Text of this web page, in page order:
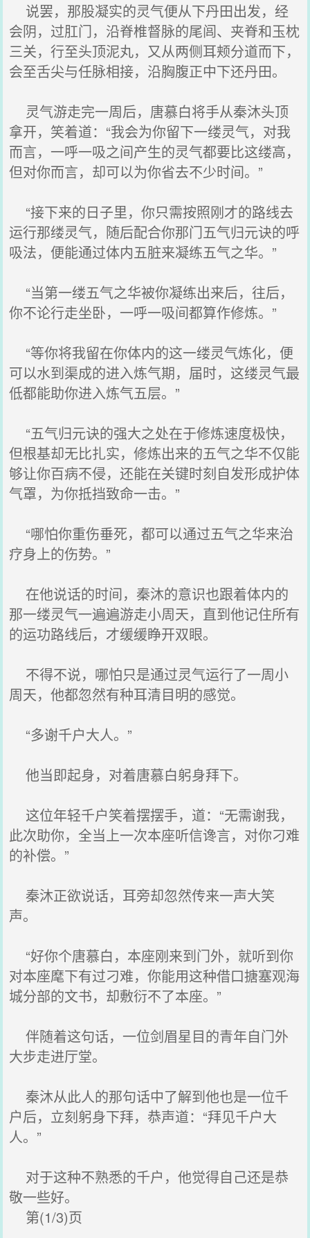
说罢，那股凝实的灵气便从下丹田出发，经
会阴，过肛门，沿脊椎督脉的尾闾、夹脊和玉枕
三关，行至头顶泥丸，又从两侧耳颊分道而下，
会至舌尖与任脉相接，沿胸腹正中下还丹田。
灵气游走完一周后，唐慕白将手从秦沐头顶
拿开，笑着道：“我会为你留下一缕灵气，对我
而言，一呼一吸之间产生的灵气都要比这缕高，
但对你而言，却可以为你省去不少时间。”
“接下来的日子里，你只需按照刚才的路线去
运行那缕灵气，随后配合你那门五气归元诀的呼
吸法，便能通过体内五脏来凝练五气之华。”
“当第一缕五气之华被你凝练出来后，往后，
你不论行走坐卧，一呼一吸间都算作修炼。”
“等你将我留在你体内的这一缕灵气炼化，便
可以水到渠成的进入炼气期，届时，这缕灵气最
低都能助你进入炼气五层。”
“五气归元诀的强大之处在于修炼速度极快，
但根基却无比扎实，修炼出来的五气之华不仅能
够让你百病不侵，还能在关键时刻自发形成护体
气罩，为你抵挡致命一击。”
“哪怕你重伤垂死，都可以通过五气之华来治
疗身上的伤势。”
在他说话的时间，秦沐的意识也跟着体内的
那一缕灵气一遍遍游走小周天，直到他记住所有
的运功路线后，才缓缓睁开双眼。
不得不说，哪怕只是通过灵气运行了一周小
周天，他都忽然有种耳清目明的感觉。
“多谢千户大人。”
他当即起身，对着唐慕白躬身拜下。
这位年轻千户笑着摆摆手，道：“无需谢我，
此次助你，全当上一次本座听信谗言，对你刁难
的补偿。”
秦沐正欲说话，耳旁却忽然传来一声大笑
声。
“好你个唐慕白，本座刚来到门外，就听到你
对本座麾下有过刁难，你能用这种借口搪塞观海
城分部的文书，却敷衍不了本座。”
伴随着这句话，一位剑眉星目的青年自门外
大步走进厅堂。
秦沐从此人的那句话中了解到他也是一位千
户后，立刻躬身下拜，恭声道：“拜见千户大
人。”
对于这种不熟悉的千户，他觉得自己还是恭
敬一些好。
第(1/3)页